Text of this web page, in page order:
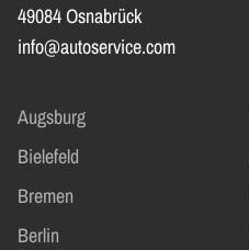
49084 Osnabrück
info@autoservice.com
Augsburg
Bielefeld
Bremen
Berlin